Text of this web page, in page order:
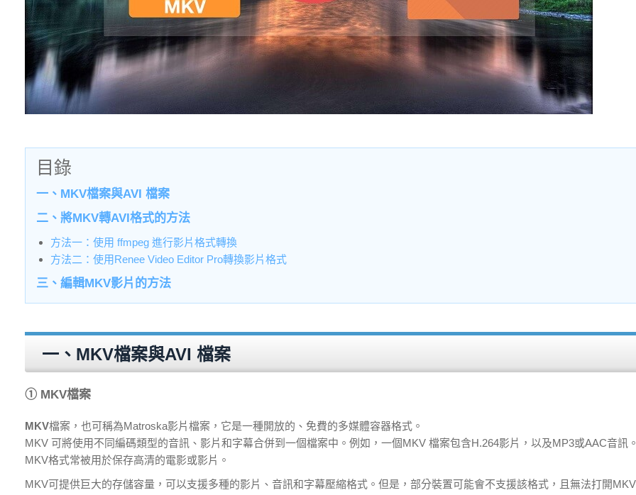
目錄
一、MKV檔案與AVI 檔案
二、將MKV轉AVI格式的方法
方法一：使用 ffmpeg 進行影片格式轉換
方法二：使用Renee Video Editor Pro轉換影片格式
三、編輯MKV影片的方法
一、MKV檔案與AVI 檔案
① MKV檔案
MKV檔案，也可稱為Matroska影片檔案，它是一種開放的、免費的多媒體容器格式。
MKV 可將使用不同編碼類型的音訊、影片和字幕合併到一個檔案中。例如，一個MKV 檔案包含H.264影片，以及MP3或AAC音訊
MKV格式常被用於保存高清的電影或影片。
MKV可提供巨大的存儲容量，可以支援多種的影片、音訊和字幕壓縮格式。但是，部分裝置可能會不支援該格式，且無法打開